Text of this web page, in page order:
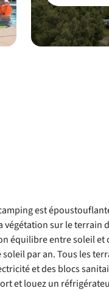
est
végétation sur le terrain
équilibre entre soleil et
par an. Tous les
et des blocs
et louez un